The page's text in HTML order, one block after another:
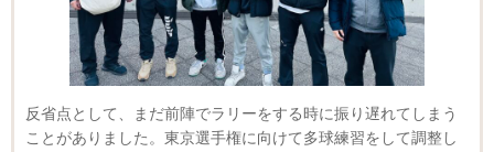
反省点として、まだ前陣でラリーをする時に振り遅れてしまう
ことがありました。東京選手権に向けて多球練習をして調整し